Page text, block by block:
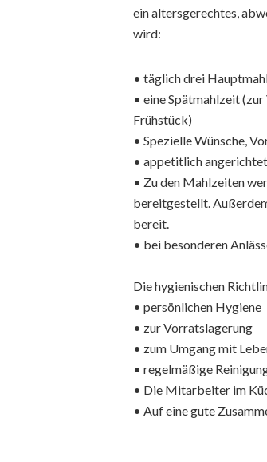
ein altersgerechtes,
wird:
• täglich drei
• eine Spätmahlzeit
Frühstück)
• Spezielle Wünsche,
• appetitlich
• Zu den Mahlzeiten
bereitgestellt.
bereit.
• bei besonderen
Die hygienischen
• persönlichen Hygiene
• zur Vorratslagerung
• zum Umgang mit
• regelmäßige
• Die Mitarbeiter im
• Auf eine gute